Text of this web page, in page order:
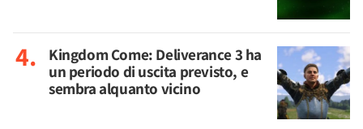
Kingdom Come: Deliverance 3 ha
un periodo di uscita previsto, e
sembra alquanto vicino